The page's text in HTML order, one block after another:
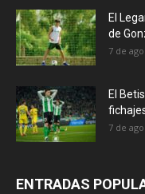
El
de
7 de
El
7 de
ENTRADAS